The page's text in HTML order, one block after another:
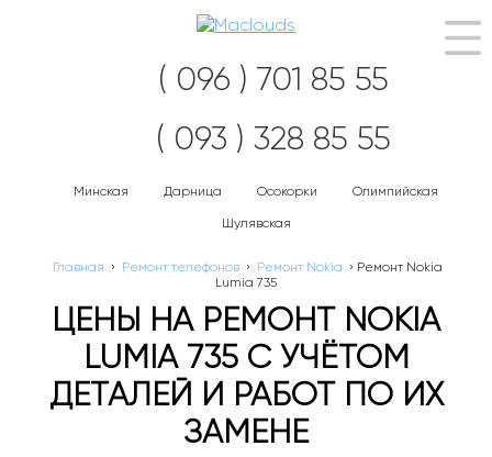
( 096 ) 701 85 55
( 093 ) 328 85 55
Минская Дарница Осокорки Олимпийская
Шулявская
Главная › Ремонт телефонов › Ремонт Nokia › Ремонт Nokia
Lumia 735
ЦЕНЫ НА РЕМОНТ NOKIA
LUMIA 735 С УЧЁТОМ
ДЕТАЛЕЙ И РАБОТ ПО ИХ
ЗАМЕНЕ